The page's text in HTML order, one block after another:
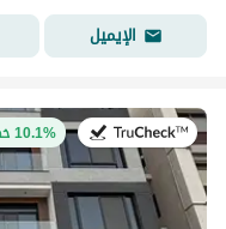
الإيميل
في:13 يوليو 202610.1% خصم